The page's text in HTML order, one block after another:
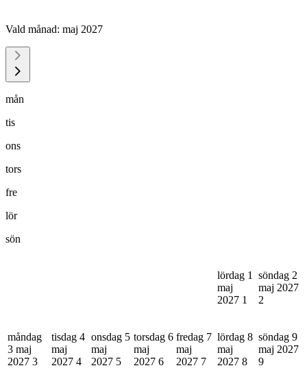
Vald månad: maj 2027
mån
tis
ons
tors
fre
lör
sön
lördag 1
maj
2027 1
söndag 2
maj 2027
2
måndag
3 maj
2027 3
tisdag 4
maj
2027 4
onsdag 5
maj
2027 5
torsdag 6
maj
2027 6
fredag 7
maj
2027 7
lördag 8
maj
2027 8
söndag 9
maj 2027
9